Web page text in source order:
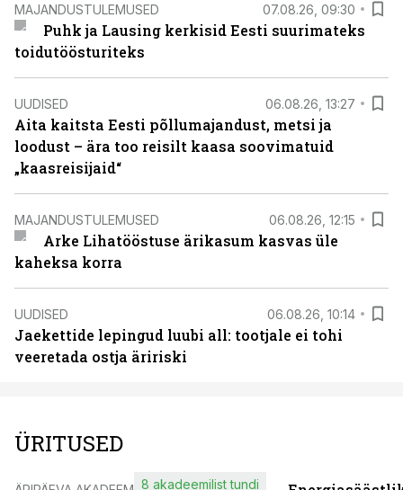
MAJANDUSTULEMUSED 07.08.26, 09:30
Puhk ja Lausing kerkisid Eesti suurimateks
toidutöösturiteks
UUDISED 06.08.26, 13:27
Aita kaitsta Eesti põllumajandust, metsi ja
loodust – ära too reisilt kaasa soovimatuid
„kaasreisijaid“
MAJANDUSTULEMUSED 06.08.26, 12:15
Arke Lihatööstuse ärikasum kasvas üle
kaheksa korra
UUDISED 06.08.26, 10:14
Jaekettide lepingud luubi all: tootjale ei tohi
veeretada ostja äririski
ÜRITUSED
8 akadeemilist tundi